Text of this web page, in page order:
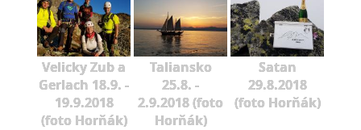
Velicky Zub a
Gerlach 18.9. -
19.9.2018
(foto Horňák)
Taliansko
25.8. -
2.9.2018 (foto
Horňák)
Satan
29.8.2018
(foto Horňák)